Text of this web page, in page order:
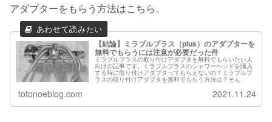
アダプターをもらう方法はこちら。
【結論】ミラブルプラス（plus）のアダプターを
無料でもらうには注意が必要だった件
ミラブルプラスの取り付けアダプタを無料でもらいたい人
向けの記事です。ミラブルプラスのシャワーヘッドを購入
する時に取り付けアダプタってもらえないの？ミラブルプ
ラスの取り付けアダプタを無料でもらう方法は？そん
totonoeblog.com 2021.11.24